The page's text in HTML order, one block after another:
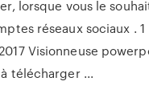
lorsque vous le
réseaux sociaux . 1
Visionneuse
télécharger ...